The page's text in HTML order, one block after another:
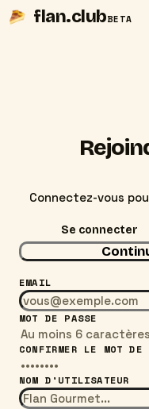
flan.clubBETA
Connectez-vous
Se connecter
EMAIL
MOT DE PASSE
CONFIRMER LE MOT DE
NOM D'UTILISATEUR